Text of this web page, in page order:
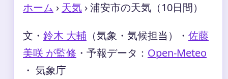
ホーム › 天気 ›浦安市の天気（10日間）
文・ 鈴木 大輔 （気象・気候担当） ・ 佐藤
美咲 が監修 ・ 予報データ： Open-Meteo
・ 気象庁